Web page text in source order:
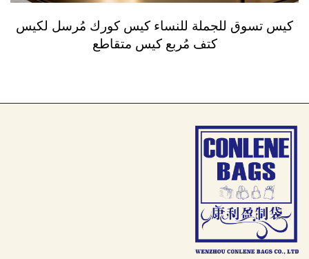
كيس تسوق للجملة للنساء كيس كورك مُرسل لكيس
كتف مُربع كيس متقاطع